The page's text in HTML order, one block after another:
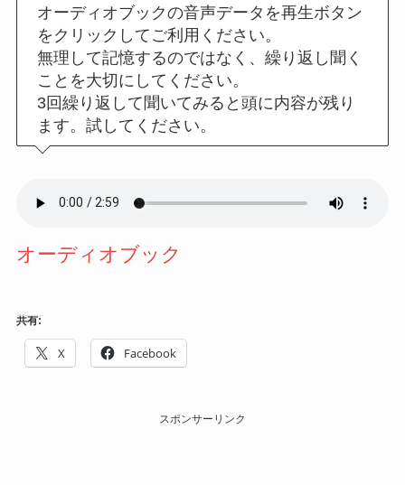
オーディオブックの音声データを再生ボタン
をクリックしてご利用ください。
無理して記憶するのではなく、繰り返し聞く
ことを大切にしてください。
3回繰り返して聞いてみると頭に内容が残り
ます。試してください。
オーディオブック
共有:
X Facebook
スポンサーリンク